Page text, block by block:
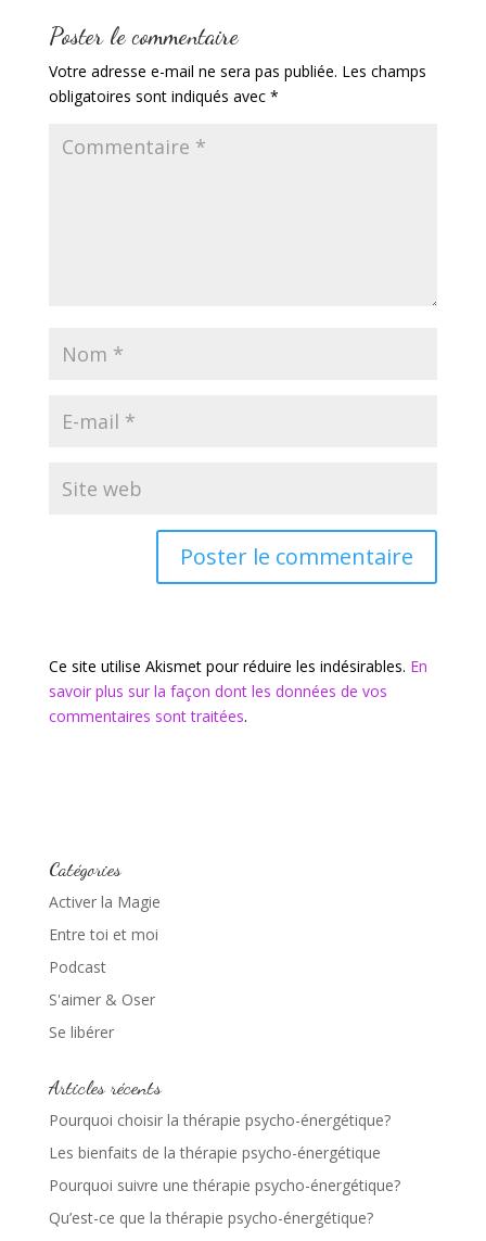
Poster le commentaire
Votre adresse e-mail ne sera pas publiée. Les champs
obligatoires sont indiqués avec *
Ce site utilise Akismet pour réduire les indésirables. En
savoir plus sur la façon dont les données de vos
commentaires sont traitées.
Catégories
Activer la Magie
Entre toi et moi
Podcast
S'aimer & Oser
Se libérer
Articles récents
Pourquoi choisir la thérapie psycho-énergétique?
Les bienfaits de la thérapie psycho-énergétique
Pourquoi suivre une thérapie psycho-énergétique?
Qu’est-ce que la thérapie psycho-énergétique?